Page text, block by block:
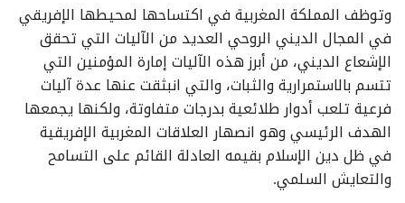
وتوظف المملكة المغربية في اكتساحها لمحيطها الإفريقي
في المجال الديني الروحي العديد من الآليات التي تحقق
الإشعاع الديني، من أبرز هذه الآليات إمارة المؤمنين التي
تتسم بالاستمرارية والثبات، والتي انبثقت عنها عدة آليات
فرعية تلعب أدوار طلائعية بدرجات متفاوتة، ولكنها يجمعها
الهدف الرئيسي وهو انصهار العلاقات المغربية الإفريقية
في ظل دين الإسلام بقيمه العادلة القائم على التسامح
والتعايش السلمي.